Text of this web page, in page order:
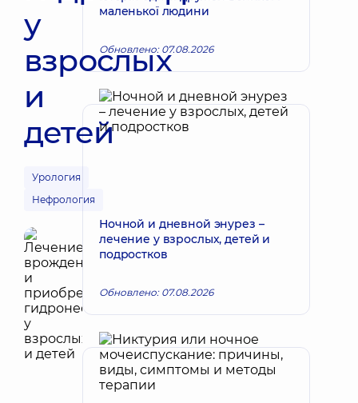
у
взрослых
и
детей
Урология
Нефрология
маленької людини
Обновлено: 07.08.2026
Ночной и дневной энурез –
лечение у взрослых, детей и
подростков
Обновлено: 07.08.2026